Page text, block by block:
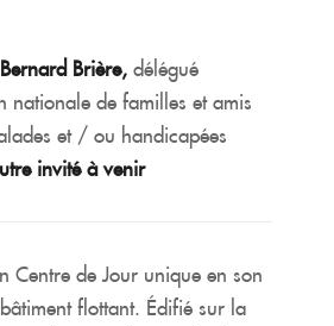
Brière,délégué
nationale de familles et amis
et / ou handicapées
invité à venir
Centre de Jour unique en son
flottant. Édifié sur la